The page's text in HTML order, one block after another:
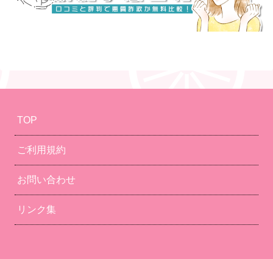
TOP
ご利用規約
お問い合わせ
リンク集